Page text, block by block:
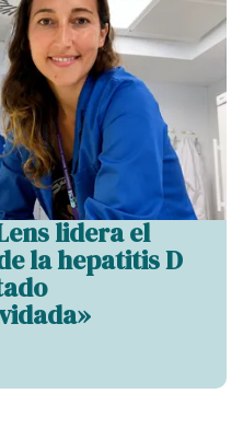
lidera el
la hepatitis D